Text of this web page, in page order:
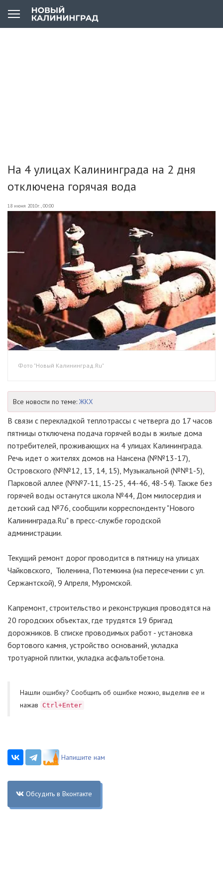
На 4 улицах Калининграда на 2 дня
отключена горячая вода
18 июня 2010г., 00:00
Фото "Новый Калининград.Ru"
Все новости по теме: ЖКХ
В связи с перекладкой теплотрассы с четверга до 17 часов
пятницы отключена подача горячей воды в жилые дома
потребителей, проживающих на 4 улицах Калининграда.
Речь идет о жителях домов на Нансена (№№13-17),
Островского (№№12, 13, 14, 15), Музыкальной (№№1-5),
Парковой аллее (№№7-11, 15-25, 44-46, 48-54). Также без
горячей воды останутся школа №44, Дом милосердия и
детский сад №76, сообщили корреспонденту "Нового
Калининграда.Ru" в пресс-службе городской
администрации.
Текущий ремонт дорог проводится в пятницу на улицах
Чайковского, Тюленина, Потемкина (на пересечении с ул.
Сержантской), 9 Апреля, Муромской.
Капремонт, строительство и реконструкция проводятся на
20 городских объектах, где трудятся 19 бригад
дорожников. В списке проводимых работ - установка
бортового камня, устройство оснований, укладка
тротуарной плитки, укладка асфальтобетона.
Нашли ошибку? Cообщить об ошибке можно, выделив ее и
нажав
Ctrl+Enter
Напишите нам
Обсудить в Вконтакте